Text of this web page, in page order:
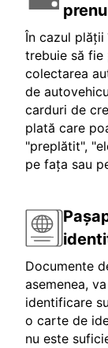
În cazul
trebuie să fie
colectarea
de
carduri de
plată care
"preplătit",
pe fața sau
Documente
asemenea,
identificare
o carte de
nu este